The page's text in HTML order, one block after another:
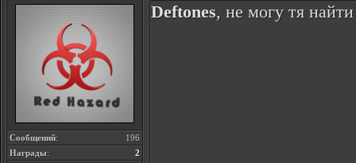
Сообщений:
196
Награды: 2
Deftones, не могу тя